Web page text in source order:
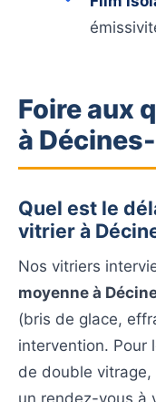
Foire aux
à
Quel est le
vitrier à
Nos vitriers
moyenne à
(bris de glace,
intervention. Pour
de double vitrage,